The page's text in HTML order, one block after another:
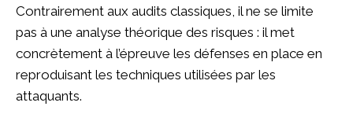
Contrairement aux audits classiques, il ne se limite
pas à une analyse théorique des risques : il met
concrètement à l’épreuve les défenses en place en
reproduisant les techniques utilisées par les
attaquants.